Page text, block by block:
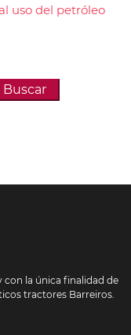
uso del petróleo
Buscar
con la única finalidad de
tractores Barreiros.